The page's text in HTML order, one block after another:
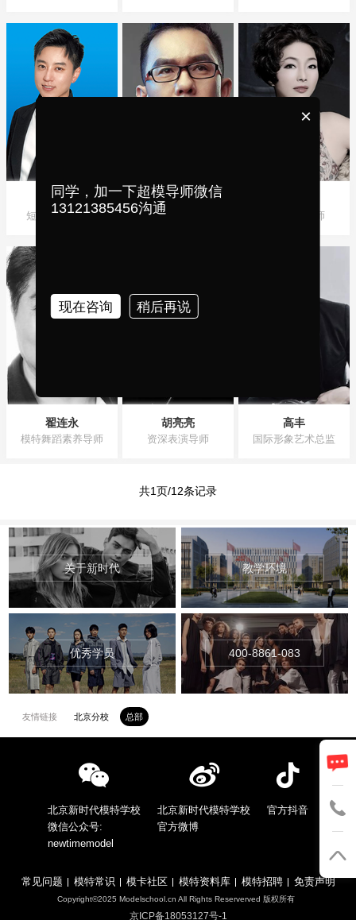
张维伦
短视频实战专家
子龙
色彩美学导师 资深模特老师
翟连永
模特舞蹈素养导师
胡亮亮
资深表演导师
高丰
国际形象艺术总监
共1页/12条记录
关于新时代 教学环境
优秀学员 400-8861-083
友情链接 北京分校 总部
北京新时代模特学校
微信公众号:
newtimemodel
北京新时代模特学校
官方微博
官方抖音
常见问题 模特常识 模卡社区 模特资料库 模特招聘 免责声明
Copyright©2025 Modelschool.cn All Rights Reserverved 版权所有
京ICP备18053127号-1
×
同学，加一下超模导师微信
13121385456沟通
现在咨询 稍后再说